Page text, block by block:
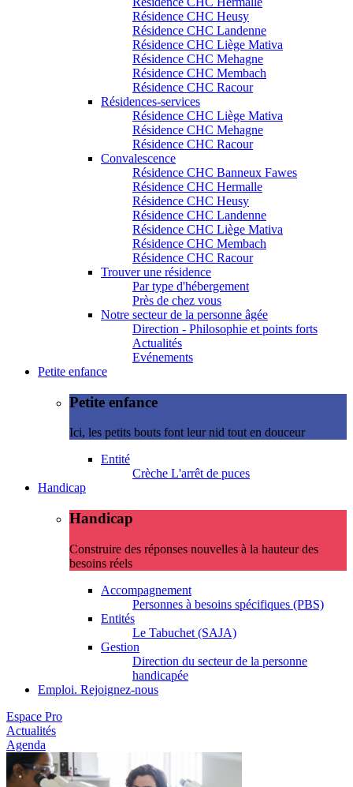
Résidence CHC Heusy
Résidence CHC Landenne
Résidence CHC Liège Mativa
Résidence CHC Mehagne
Résidence CHC Membach
Résidence CHC Racour
Résidences-services
Résidence CHC Liège Mativa
Résidence CHC Mehagne
Résidence CHC Racour
Convalescence
Résidence CHC Banneux Fawes
Résidence CHC Hermalle
Résidence CHC Heusy
Résidence CHC Landenne
Résidence CHC Liège Mativa
Résidence CHC Membach
Résidence CHC Racour
Trouver une résidence
Par type d'hébergement
Près de chez vous
Notre secteur de la personne âgée
Direction - Philosophie et points forts
Actualités
Evénements
Petite enfance
Petite enfance
Ici, les petits bouts font leur nid tout en douceur
Entité
Crèche L'arrêt de puces
Handicap
Handicap
Construire des réponses nouvelles à la hauteur des
besoins réels
Accompagnement
Personnes à besoins spécifiques (PBS)
Entités
Le Tabuchet (SAJA)
Gestion
Direction du secteur de la personne
handicapée
Emploi. Rejoignez-nous
Espace Pro
Actualités
Agenda